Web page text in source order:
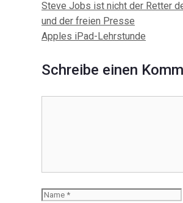
Beitrags-
Navigation
Steve Jobs ist nicht der Retter
und der freien Presse
Apples iPad-Lehrstunde
Schreibe einen
Name